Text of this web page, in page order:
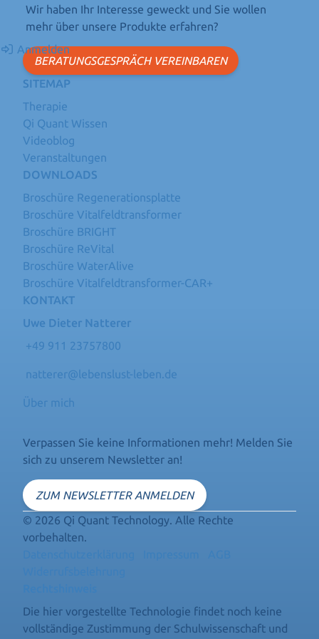
Anmelden
Wir haben Ihr Interesse geweckt und Sie wollen
mehr über unsere Produkte erfahren?
BERATUNGSGESPRÄCH VEREINBAREN
SITEMAP
Therapie
Qi Quant Wissen
Videoblog
Veranstaltungen
DOWNLOADS
Broschüre Regenerationsplatte
Broschüre Vitalfeldtransformer
Broschüre BRIGHT
Broschüre ReVital
Broschüre WaterAlive
Broschüre Vitalfeldtransformer-CAR+
KONTAKT
Uwe Dieter Natterer
+49 911 23757800
natterer@lebenslust-leben.de
Über mich
Verpassen Sie keine Informationen mehr! Melden Sie
sich zu unserem Newsletter an!
ZUM NEWSLETTER ANMELDEN
© 2026 Qi Quant Technology. Alle Rechte
vorbehalten.
Die hier vorgestellte Technologie findet noch keine
vollständige Zustimmung der Schulwissenschaft und